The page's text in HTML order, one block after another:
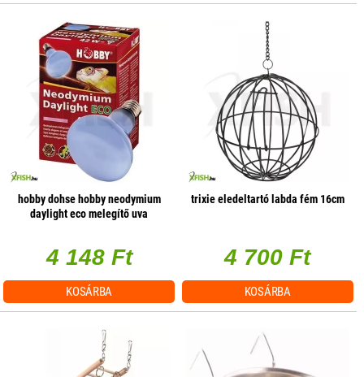
hobby dohse hobby neodymium
daylight eco melegítő uva
4 148 Ft
KOSÁRBA
trixie eledeltartó labda fém 16cm
4 700 Ft
KOSÁRBA